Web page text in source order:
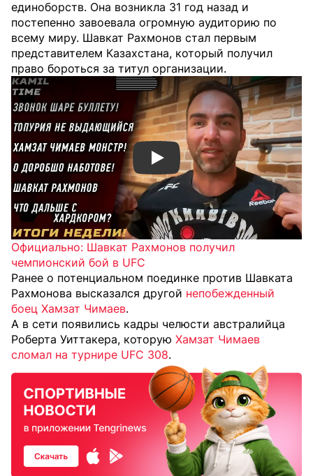
единоборств. Она возникла 31 год назад и
постепенно завоевала огромную аудиторию по
всему миру. Шавкат Рахмонов стал первым
представителем Казахстана, который получил
право бороться за титул организации.
Смотреть видео YouTube
Официально: Шавкат Рахмонов получил
чемпионский бой в UFC
Ранее о потенциальном поединке против Шавката
Рахмонова высказался другой непобежденный
боец Хамзат Чимаев.
А в сети появились кадры челюсти австралийца
Роберта Уиттакера, которую Хамзат Чимаев
сломал на турнире UFC 308.